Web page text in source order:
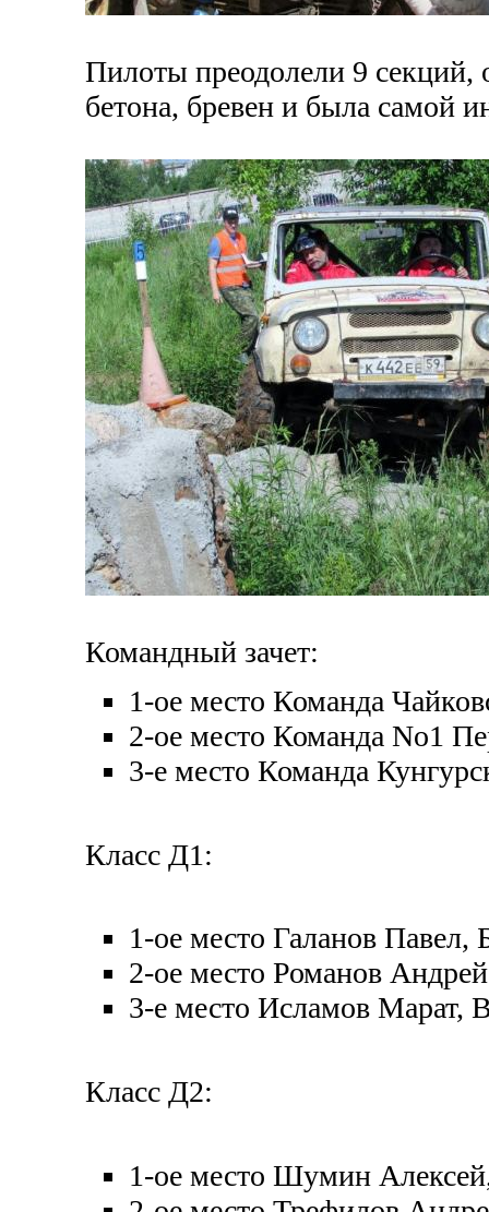
Пилоты преодолели 9 секций,
бетона, бревен и была самой
Командный зачет:
1-ое место Команда
2-ое место Команда No1
3-е место Команда
Класс Д1:
1-ое место Галанов
2-ое место Романов
3-е место Исламов Марат,
Класс Д2:
1-ое место Шумин